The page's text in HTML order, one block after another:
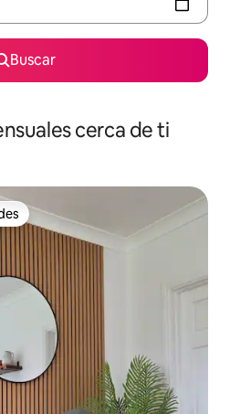
Buscar
cerca de ti
preferido